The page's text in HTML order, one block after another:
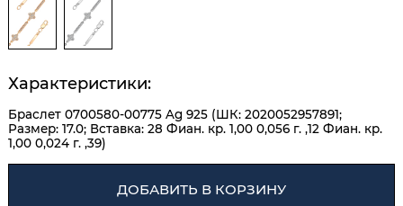
Характеристики:
Браслет 0700580-00775 Ag 925 (ШК: 2020052957891;
Размер: 17.0; Вставка: 28 Фиан. кр. 1,00 0,056 г. ,12 Фиан. кр.
1,00 0,024 г. ,39)
ДОБАВИТЬ В КОРЗИНУ